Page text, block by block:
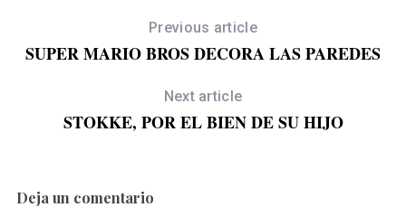
Previous article
SUPER MARIO BROS DECORA LAS PAREDES
Next article
STOKKE, POR EL BIEN DE SU HIJO
Deja un comentario
S